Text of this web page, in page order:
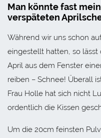
Man könnte fast
verspäteten
Während wir uns schon
eingestellt hatten, so lässt
April aus dem Fenster
reiben – Schnee! Überall
Frau Holle hat sich nicht
ordentlich die Kissen
Um die 20cm feinsten